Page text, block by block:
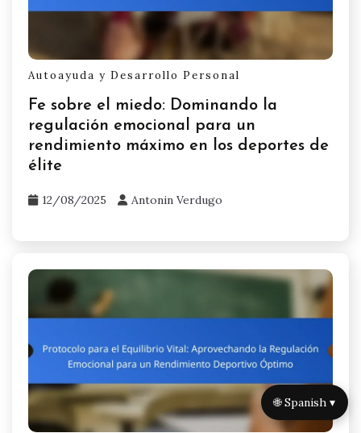
Autoayuda y Desarrollo Personal
Fe sobre el miedo: Dominando la
regulación emocional para un
rendimiento máximo en los deportes de
élite
12/08/2025 Antonin Verdugo
🌐 Spanish ▾